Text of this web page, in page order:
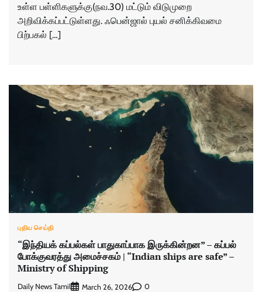
உள்ள பள்ளிகளுக்கு(நவ.30) மட்டும் விடுமுறை
அறிவிக்கப்பட்டுள்ளது. ஃபென்ஜால் புயல் சனிக்கிவமை
பிற்பகல் […]
புதிய செய்தி
“இந்தியக் கப்பல்கள் பாதுகாப்பாக இருக்கின்றன” – கப்பல்
போக்குவரத்து அமைச்சகம் | “Indian ships are safe” –
Ministry of Shipping
Daily News Tamil March 26, 2026 0